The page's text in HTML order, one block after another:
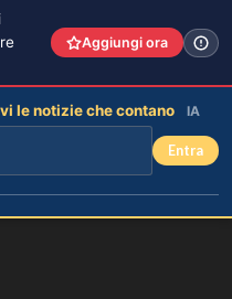
Aggiungi ora
le notizie che contano IA
Entra